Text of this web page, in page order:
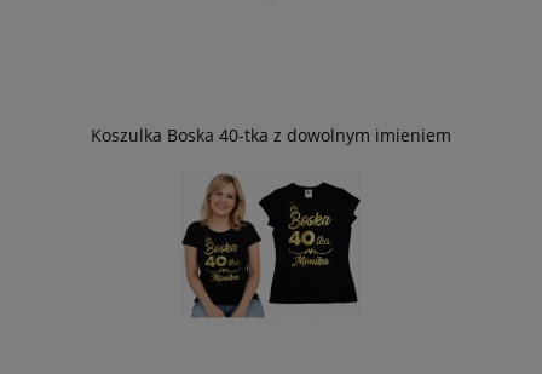
Koszulka Boska 40-tka z dowolnym imieniem